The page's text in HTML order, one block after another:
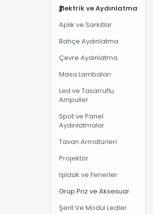
Elektrik ve Aydınlatma
Aplik ve Sarkıtlar
Bahçe Aydınlatma
Çevre Aydınlatma
Masa Lambaları
Led ve Tasarruflu
Ampuller
Spot ve Panel
Aydınlatmalar
Tavan Armatürleri
Projektör
Işıldak ve Fenerler
Grup Priz ve Aksesuar
Şerit Ve Modül Ledler